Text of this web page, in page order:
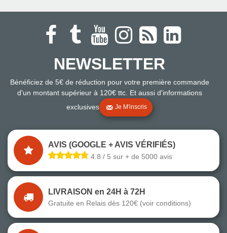
NEWSLETTER
Bénéficiez de 5€ de réduction pour votre première commande
d'un montant supérieur à 120€ ttc. Et aussi d'informations
exclusives
Je M'inscris
AVIS (GOOGLE + AVIS VÉRIFIÉS)
4.8 / 5 sur + de 5000 avis
LIVRAISON en 24H à 72H
Gratuite en Relais dès 120€ (voir conditions)